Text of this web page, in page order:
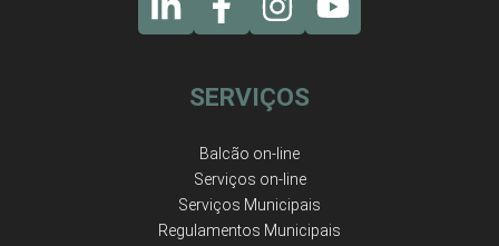
SERVIÇOS
Balcão on-line
Serviços on-line
Serviços Municipais
Regulamentos Municipais